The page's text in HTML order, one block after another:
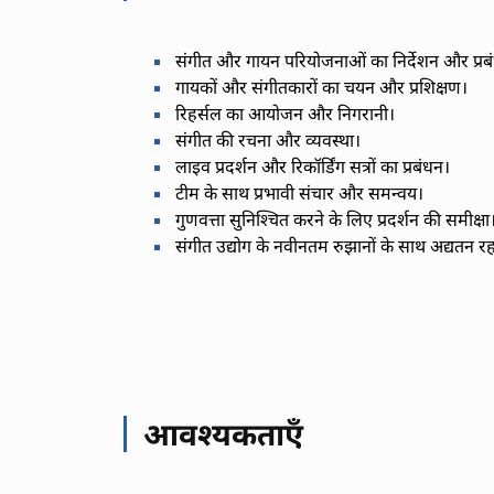
संगीत और गायन परियोजनाओं का निर्देशन और
गायकों और संगीतकारों का चयन और प्रशिक्षण।
रिहर्सल का आयोजन और निगरानी।
संगीत की रचना और व्यवस्था।
लाइव प्रदर्शन और रिकॉर्डिंग सत्रों का प्रबंधन।
टीम के साथ प्रभावी संचार और समन्वय।
गुणवत्ता सुनिश्चित करने के लिए प्रदर्शन की समीक्षा।
संगीत उद्योग के नवीनतम रुझानों के साथ अद्यतन
आवश्यकताएँ